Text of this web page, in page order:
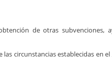
de otras subvenciones,
circunstancias establecidas en el